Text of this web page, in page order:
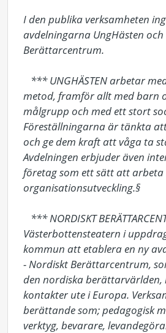
I den publika verksamheten
avdelningarna UngHästen
Berättarcentrum.
metod, framför allt med barn
målgrupp och med ett stort
Föreställningarna är tänkta
och ge dem kraft att våga ta
Avdelningen erbjuder även
företag som ett sätt att arbeta
organisationsutveckling.§
Västerbottensteatern i
kommun att etablera en ny
- Nordiskt Berättarcentrum,
den nordiska berättarvärlden,
kontakter ute i Europa.
berättande som; pedagogisk
verktyg, bevarare,